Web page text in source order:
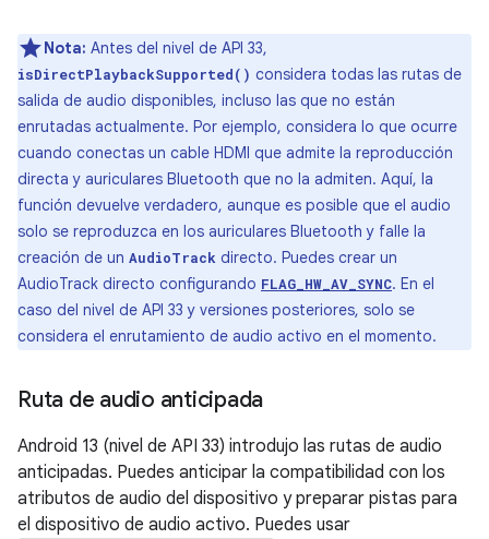
Nota: Antes del nivel de API 33,
isDirectPlaybackSupported() considera todas las rutas de
salida de audio disponibles, incluso las que no están
enrutadas actualmente. Por ejemplo, considera lo que ocurre
cuando conectas un cable HDMI que admite la reproducción
directa y auriculares Bluetooth que no la admiten. Aquí, la
función devuelve verdadero, aunque es posible que el audio
solo se reproduzca en los auriculares Bluetooth y falle la
creación de un AudioTrack directo. Puedes crear un
AudioTrack directo configurando FLAG_HW_AV_SYNC. En el
caso del nivel de API 33 y versiones posteriores, solo se
considera el enrutamiento de audio activo en el momento.
Ruta de audio anticipada
Android 13 (nivel de API 33) introdujo las rutas de audio
anticipadas. Puedes anticipar la compatibilidad con los
atributos de audio del dispositivo y preparar pistas para
el dispositivo de audio activo. Puedes usar